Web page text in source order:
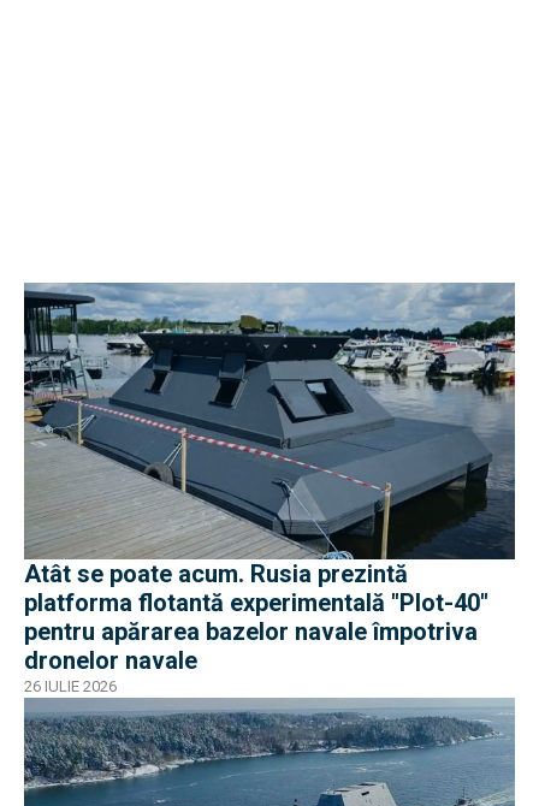
Atât se poate acum. Rusia prezintă
platforma flotantă experimentală "Plot-40"
pentru apărarea bazelor navale împotriva
dronelor navale
26 IULIE 2026